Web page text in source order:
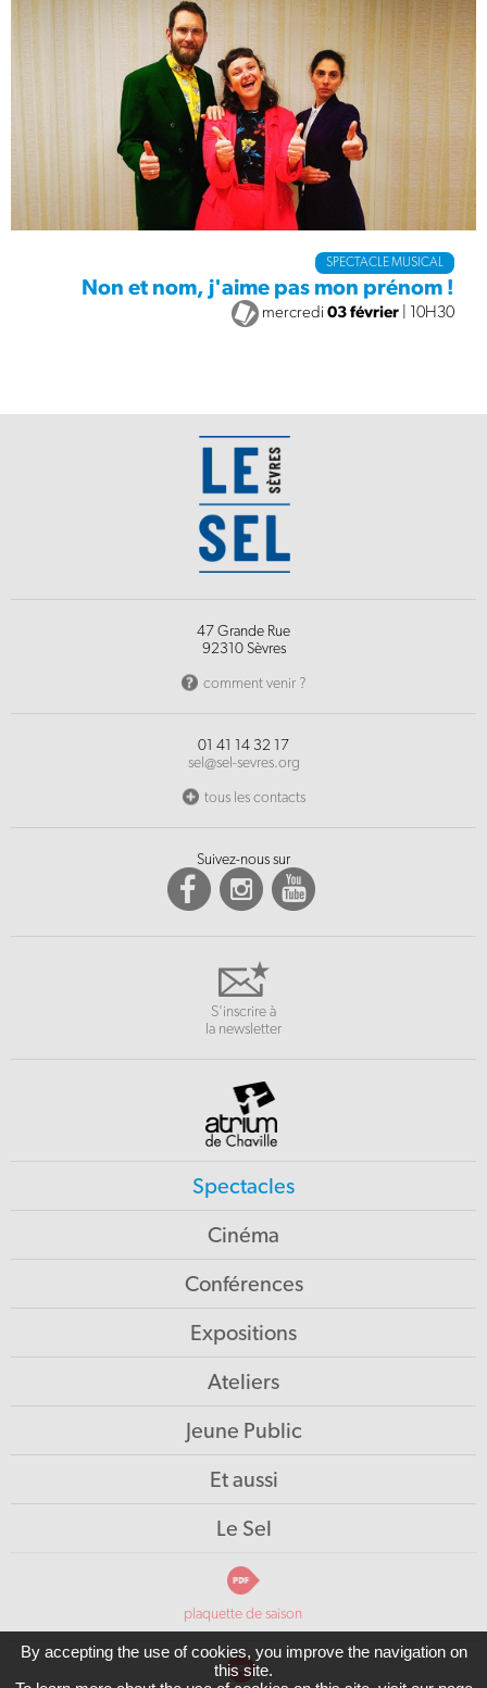
SPECTACLE MUSICAL
Non et nom, j'aime pas mon prénom !
mercredi03 février | 10H30
47 Grande Rue
92310 Sèvres
comment venir ?
01 41 14 32 17
sel@sel-sevres.org
tous les contacts
Suivez-nous sur
S'inscrire à
la newsletter
Spectacles
Cinéma
Conférences
Expositions
Ateliers
Jeune Public
Et aussi
Le Sel
plaquette de saison
By accepting the use of cookies, you improve the navigation on
this site.